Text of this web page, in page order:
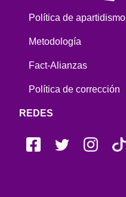
Política de apartidismo
Metodología
Fact-Alianzas
Política de corrección
REDES